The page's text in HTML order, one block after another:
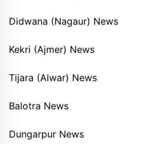
Didwana (Nagaur) News
Kekri (Ajmer) News
Tijara (Alwar) News
Balotra News
Dungarpur News